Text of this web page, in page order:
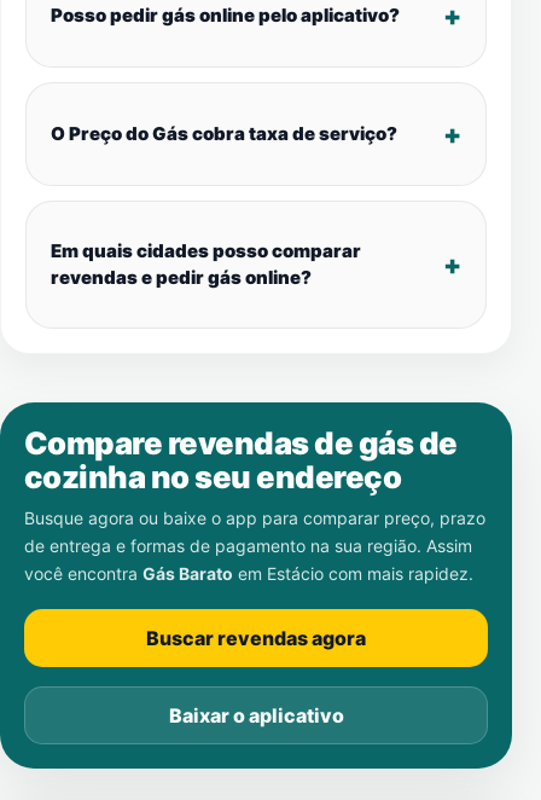
Posso pedir gás online pelo aplicativo?
O Preço do Gás cobra taxa de serviço?
Em quais cidades posso comparar
revendas e pedir gás online?
Compare revendas de gás de
cozinha no seu endereço
Busque agora ou baixe o app para comparar preço, prazo
de entrega e formas de pagamento na sua região. Assim
você encontra Gás Barato em Estácio com mais rapidez.
Buscar revendas agora
Baixar o aplicativo